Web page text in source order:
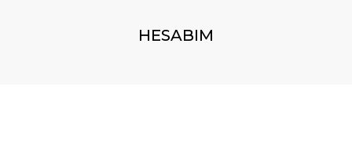
HESABIM